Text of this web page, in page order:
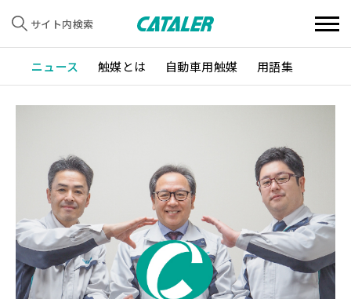
サイト内検索
ニュース 触媒とは 自動車用触媒 用語集